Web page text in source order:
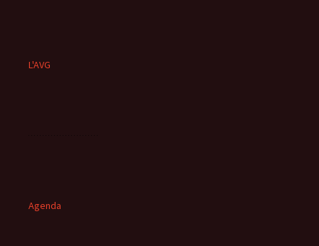
L'AVG
Agenda